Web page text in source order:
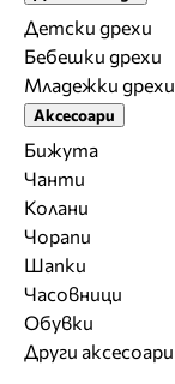
Детски дрехи
Бебешки дрехи
Младежки дрехи
Аксесоари
Бижута
Чанти
Колани
Чорапи
Шапки
Часовници
Обувки
Други аксесоари